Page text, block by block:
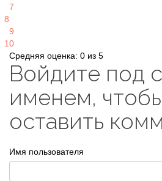
7
8
9
10
Средняя оценка: 0 из 5
Войдите под
именем,
оставить
Имя пользователя